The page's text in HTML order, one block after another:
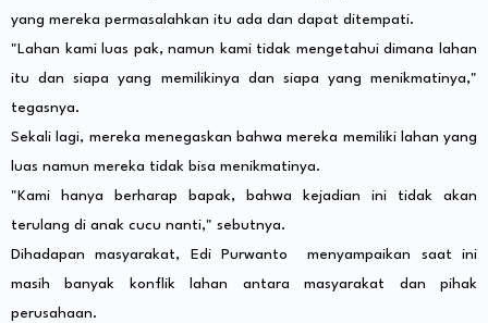
yang mereka permasalahkan itu ada dan dapat ditempati.
"Lahan kami luas pak, namun kami tidak mengetahui dimana lahan
itu dan siapa yang memilikinya dan siapa yang menikmatinya,"
tegasnya.
Sekali lagi, mereka menegaskan bahwa mereka memiliki lahan yang
luas namun mereka tidak bisa menikmatinya.
"Kami hanya berharap bapak, bahwa kejadian ini tidak akan
terulang di anak cucu nanti," sebutnya.
Dihadapan masyarakat, Edi Purwanto menyampaikan saat ini
masih banyak konflik lahan antara masyarakat dan pihak
perusahaan.